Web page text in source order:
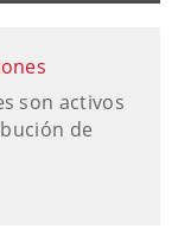
son activos
de